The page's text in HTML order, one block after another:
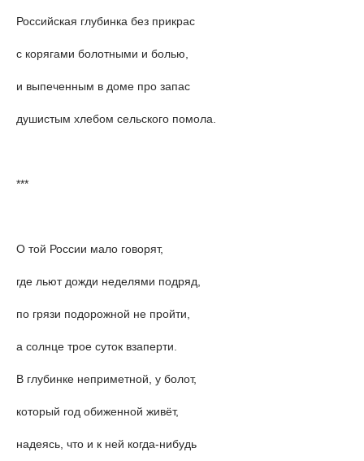
Российская глубинка без прикрас
с корягами болотными и болью,
и выпеченным в доме про запас
душистым хлебом сельского помола.
***
О той России мало говорят,
где льют дожди неделями подряд,
по грязи подорожной не пройти,
а солнце трое суток взаперти.
В глубинке неприметной, у болот,
который год обиженной живёт,
надеясь, что и к ней когда-нибудь